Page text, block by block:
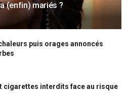
(enfin) mariés ?
puis orages annoncés
cigarettes interdits face au risque